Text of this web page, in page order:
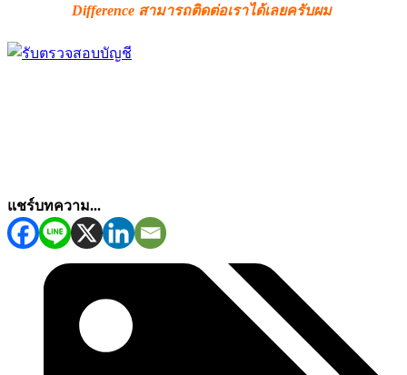
Difference สามารถติดต่อเราได้เลยครับผม
แชร์บทความ...